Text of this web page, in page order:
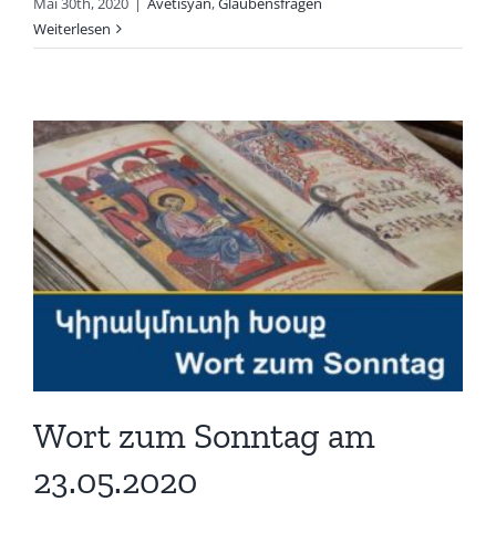
Weiterlesen
Wort zum Sonntag am
23.05.2020